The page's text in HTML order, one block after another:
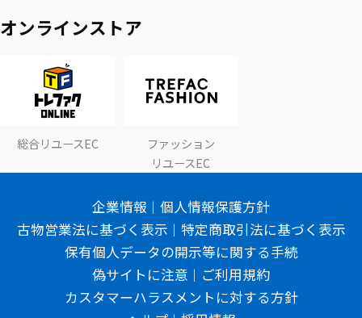
オンラインストア
総合リユースEC
ファッション
リユースEC
企業情報
個人情報保護方針
古物営業法に基づく表示
特定商取引法に基づく表示
保有個人データの開示等に関する手続
偽サイトに注意
ご利用規約
カスタマーハラスメントに対する方針